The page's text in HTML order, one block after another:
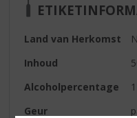
Land van Herkomst
Inhoud
Alcoholpercentage
Geur